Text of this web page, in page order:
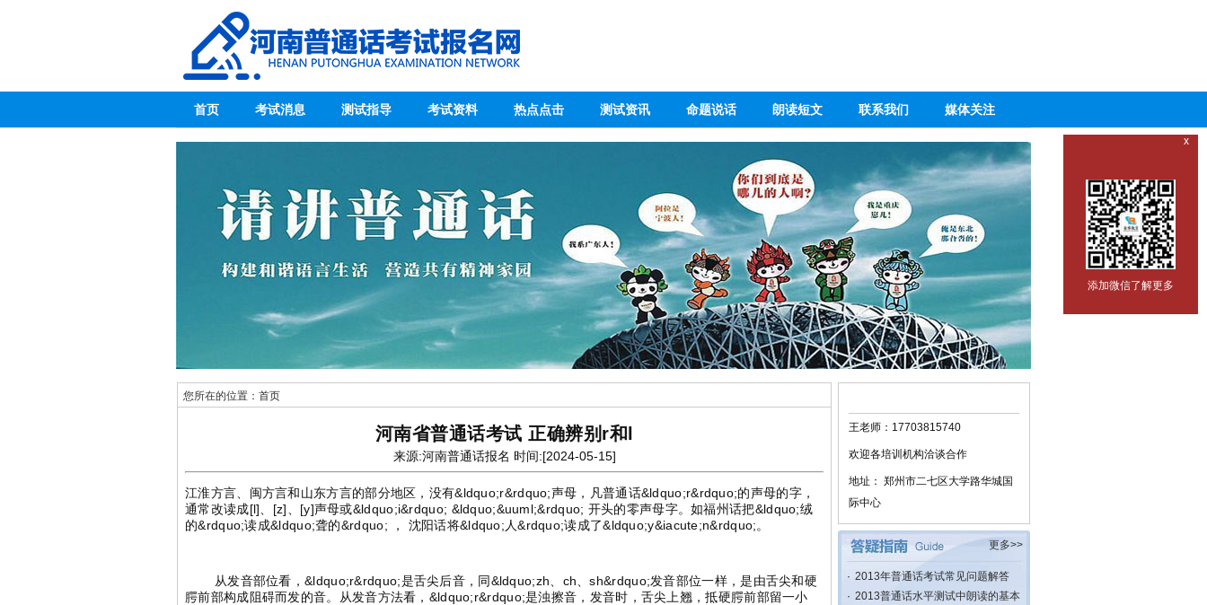
首页 考试消息 测试指导 考试资料 热点点击 测试资讯 命题说话 朗读短文 联系我们 媒体关注
您所在的位置： 首页
河南省普通话考试 正确辨别r和l
来源:河南普通话报名 时间:[2024-05-15]
江淮方言、闽方言和山东方言的部分地区，没有&ldquo;r&rdquo;声母，凡普通话&ldquo;r&rdquo;的声母的字，
通常改读成[l]、[z]、[y]声母或&ldquo;i&rdquo; &ldquo;&uuml;&rdquo; 开头的零声母字。如福州话把&ldquo;绒
的&rdquo;读成&ldquo;聋的&rdquo; ， 沈阳话将&ldquo;人&rdquo;读成了&ldquo;y&iacute;n&rdquo;。
从发音部位看，&ldquo;r&rdquo;是舌尖后音，同&ldquo;zh、ch、sh&rdquo;发音部位一样，是由舌尖和硬
腭前部构成阻碍而发的音。从发音方法看，&ldquo;r&rdquo;是浊擦音，发音时，舌尖上翘，抵硬腭前部留一小
王老师：17703815740
欢迎各培训机构洽谈合作
地址： 郑州市二七区大学路华城国
际中心
更多>>
· 2013年普通话考试常见问题解答
· 2013普通话水平测试中朗读的基本
x
添加微信了解更多